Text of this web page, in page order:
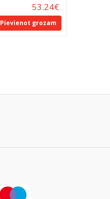
53.24€
Pievienot grozam